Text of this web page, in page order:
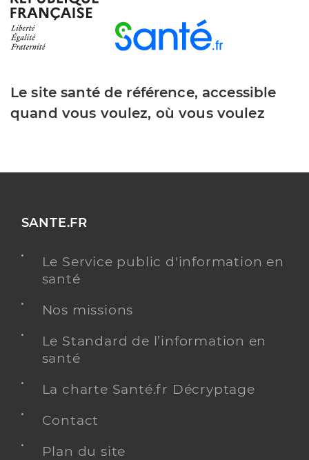
Le site santé de référence, accessible
quand vous voulez, où vous voulez
SANTE.FR
Le Service public d'information en
santé
Nos missions
Le Standard de l’information en
santé
La charte Santé.fr Décryptage
Contact
Plan du site